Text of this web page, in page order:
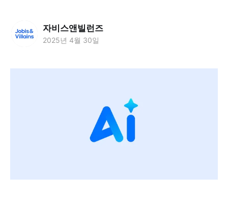
자비스앤빌런즈
2025년 4월 30일